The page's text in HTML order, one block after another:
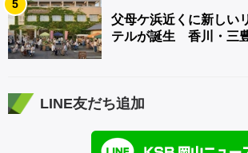
5
父母ケ浜近くに新しい
テルが誕生 香川・三
LINE友だち追加